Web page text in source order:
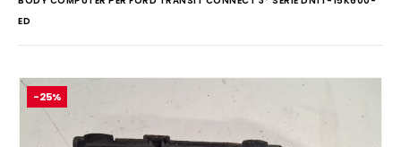
ED
-25%